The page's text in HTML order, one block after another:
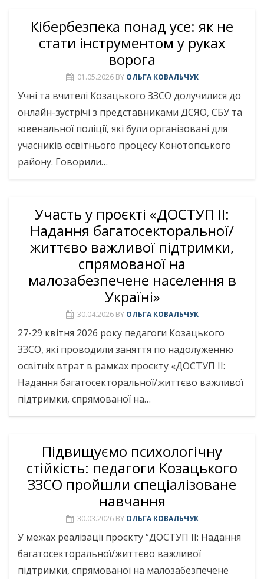
Кібербезпека понад усе: як не
стати інструментом у руках
ворога
01.05.2026 BY ОЛЬГА КОВАЛЬЧУК
Учні та вчителі Козацького ЗЗСО долучилися до
онлайн-зустрічі з представниками ДСЯО, СБУ та
ювенальної поліції, які були організовані для
учасників освітнього процесу Конотопського
району. Говорили…
Участь у проєкті «ДОСТУП ІІ:
Надання багатосекторальної/
життєво важливої підтримки,
спрямованої на
малозабезпечене населення в
Україні»
30.04.2026 BY ОЛЬГА КОВАЛЬЧУК
27-29 квітня 2026 року педагоги Козацького
ЗЗСО, які проводили заняття по надолуженню
освітніх втрат в рамках проєкту «ДОСТУП ІІ:
Надання багатосекторальної/життєво важливої
підтримки, спрямованої на…
Підвищуємо психологічну
стійкість: педагоги Козацького
ЗЗСО пройшли спеціалізоване
навчання
30.03.2026 BY ОЛЬГА КОВАЛЬЧУК
У межах реалізації проєкту “ДОСТУП ІІ: Надання
багатосекторальної/життєво важливої
підтримки, спрямованої на малозабезпечене